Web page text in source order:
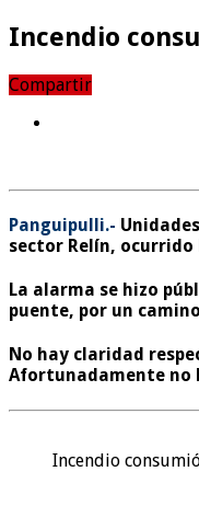
Incendio
Compartir
Panguipulli.-
sector Relín, ocurrido
La alarma se hizo
puente, por un
No hay claridad
Afortunadamente no
Incendio